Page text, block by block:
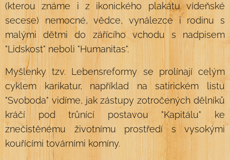
(kterou známe i z ikonického plakátu vídeňské
secese) nemocné, vědce, vynálezce i rodinu s
malými dětmi do zářícího vchodu s nadpisem
"Lidskost" neboli "Humanitas".
Myšlenky tzv. Lebensreformy se prolínají celým
cyklem karikatur, například na satirickém listu
"Svoboda" vidíme, jak zástupy zotročených dělníků
kráčí pod trůnící postavou "Kapitálu" ke
znečistěnému životnímu prostředí s vysokými
kouřícími továrními komíny.